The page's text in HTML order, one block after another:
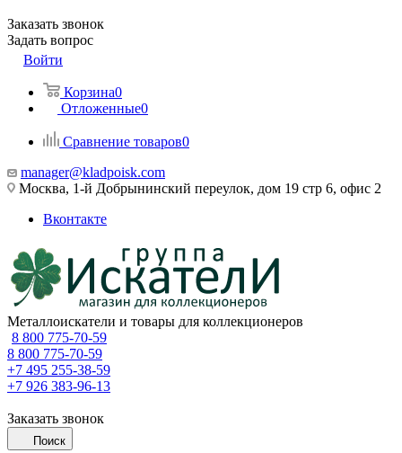
Заказать звонок
Задать вопрос
Войти
Корзина0
Отложенные0
Сравнение товаров0
manager@kladpoisk.com
Москва, 1-й Добрынинский переулок, дом 19 стр 6, офис 2
Вконтакте
Металлоискатели и товары для коллекционеров
8 800 775-70-59
8 800 775-70-59
+7 495 255-38-59
+7 926 383-96-13
Заказать звонок
Поиск